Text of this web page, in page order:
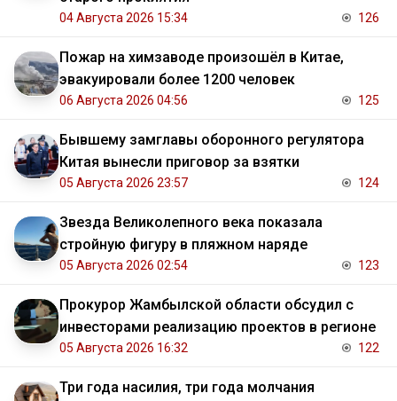
04 Августа 2026 15:34 126
Пожар на химзаводе произошёл в Китае,
эвакуировали более 1200 человек
06 Августа 2026 04:56 125
Бывшему замглавы оборонного регулятора
Китая вынесли приговор за взятки
05 Августа 2026 23:57 124
Звезда Великолепного века показала
стройную фигуру в пляжном наряде
05 Августа 2026 02:54 123
Прокурор Жамбылской области обсудил с
инвесторами реализацию проектов в регионе
05 Августа 2026 16:32 122
Три года насилия, три года молчания